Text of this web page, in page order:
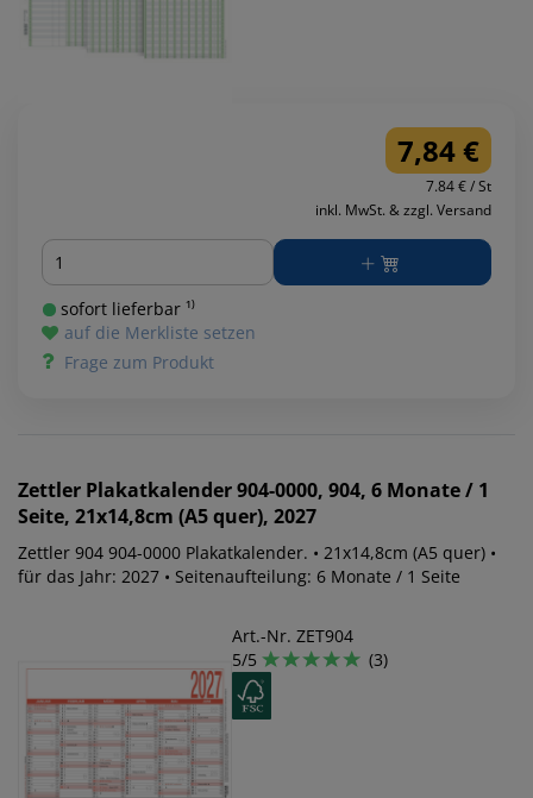
7,84 €
7.84 € / St
inkl. MwSt. & zzgl. Versand
Menge
sofort lieferbar ¹⁾
auf die Merkliste setzen
Frage zum Produkt
Zettler Plakatkalender 904-0000, 904, 6 Monate / 1
Seite, 21x14,8cm (A5 quer), 2027
Zettler 904 904-0000 Plakatkalender. • 21x14,8cm (A5 quer) •
für das Jahr: 2027 • Seitenaufteilung: 6 Monate / 1 Seite
Art.-Nr. ZET904
5/5
(3)